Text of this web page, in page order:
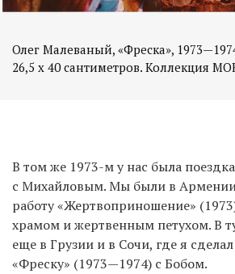
Олег Малеваный, «Фреска»,
В том же 1973-м у нас была
с Михайловым. Мы были в
работу «Жертвоприношение»
храмом и жертвенным петухом. В
еще в Грузии и в Сочи, где я
«Фреску» (1973—1974) с Бобом.